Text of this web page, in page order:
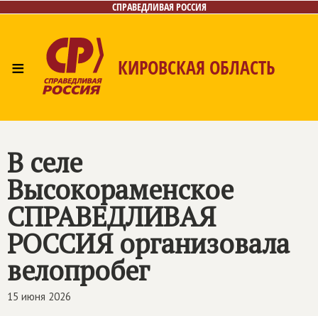
СПРАВЕДЛИВАЯ РОССИЯ
≡ КИРОВСКАЯ ОБЛАСТЬ
В селе
Высокораменское
СПРАВЕДЛИВАЯ
РОССИЯорганизовала
велопробег
15 июня 2026